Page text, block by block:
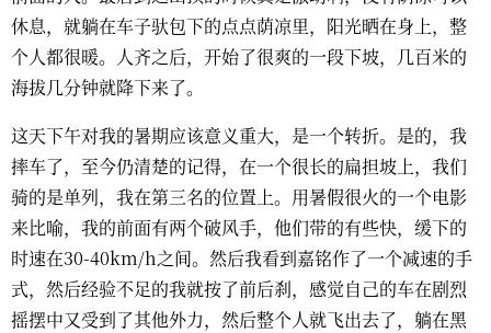
休息，就躺在车子驮包下的点点荫凉里，阳光晒在身上，整
个人都很暖。人齐之后，开始了很爽的一段下坡，几百米的
海拔几分钟就降下来了。
这天下午对我的暑期应该意义重大，是一个转折。是的，我
摔车了，至今仍清楚的记得，在一个很长的扁担坡上，我们
骑的是单列，我在第三名的位置上。用暑假很火的一个电影
来比喻，我的前面有两个破风手，他们带的有些快，缓下的
时速在30-40km/h之间。然后我看到嘉铭作了一个减速的手
式，然后经验不足的我就按了前后刹，感觉自己的车在剧烈
摇摆中又受到了其他外力，然后整个人就飞出去了，躺在黑